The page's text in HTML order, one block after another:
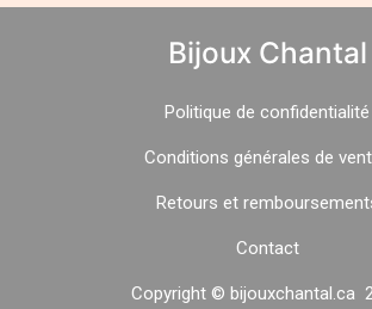
Bijoux Chantal
Politique de confidentialité
Conditions générales de
Retours et
Contact
Copyright © bijouxchantal.ca